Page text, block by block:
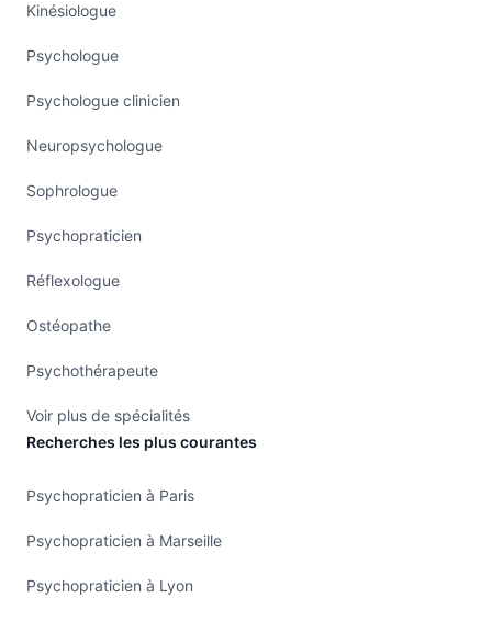
Kinésiologue
Psychologue
Psychologue clinicien
Neuropsychologue
Sophrologue
Psychopraticien
Réflexologue
Ostéopathe
Psychothérapeute
Voir plus de spécialités
Recherches les plus courantes
Psychopraticien à Paris
Psychopraticien à Marseille
Psychopraticien à Lyon